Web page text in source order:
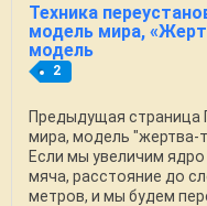
Техника
модель мира,
модель
2
Предыдущая страница
мира, модель "жертва-
Если мы увеличим
мяча, расстояние до
метров, и мы будем